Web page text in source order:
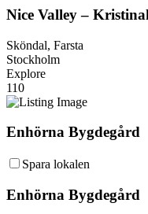
Nice Valley –
Sköndal, Farsta
Stockholm
Explore
110
Enhörna Bygdegård
Spara lokalen
Enhörna Bygdegård